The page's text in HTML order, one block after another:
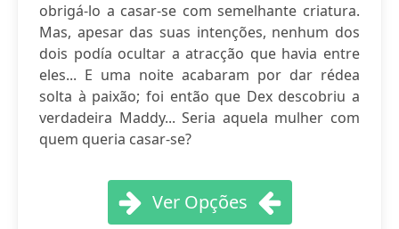
obrigá-lo a casar-se com semelhante criatura.
Mas, apesar das suas intenções, nenhum dos
dois podía ocultar a atracção que havia entre
eles... E uma noite acabaram por dar rédea
solta à paixão; foi então que Dex descobriu a
verdadeira Maddy... Seria aquela mulher com
quem queria casar-se?
Ver Opções